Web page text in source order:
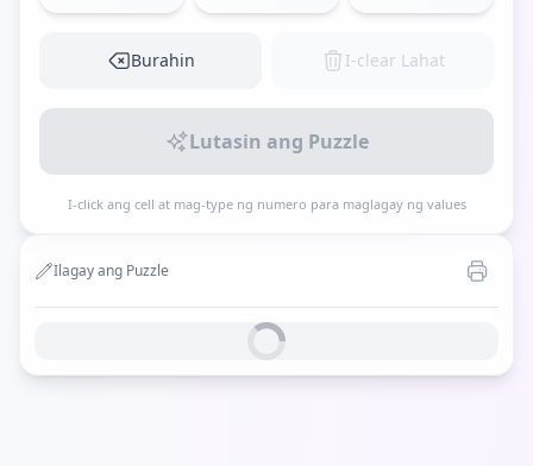
Burahin I-clear Lahat
Lutasin ang Puzzle
I-click ang cell at mag-type ng numero para maglagay ng values
Ilagay ang Puzzle